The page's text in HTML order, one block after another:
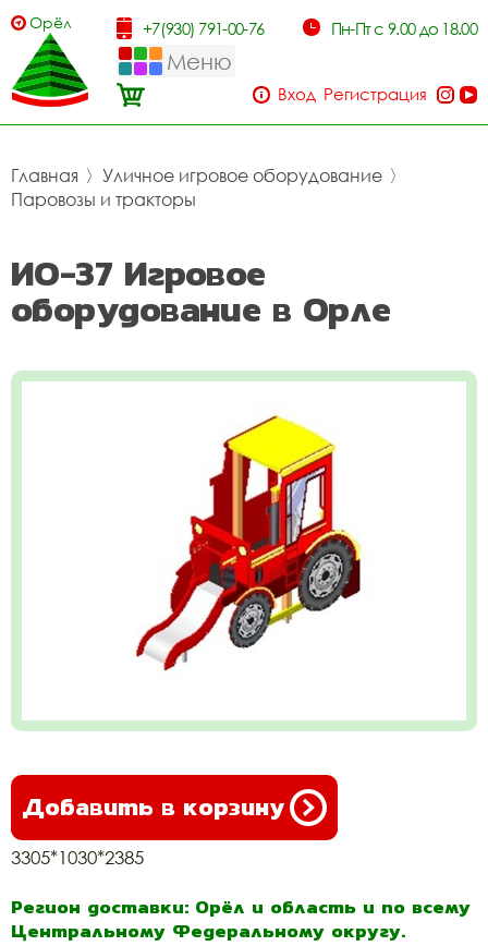
Орёл +7(930) 791-00-76 Пн-Пт с 9.00 до 18.00
Меню
Вход Регистрация
Главная 〉 Уличное игровое оборудование 〉
Паровозы и тракторы
ИО-37 Игровое
оборудование в Орле
Добавить в корзину
3305*1030*2385
Регион доставки: Орёл и область и по всему
Центральному Федеральному округу.